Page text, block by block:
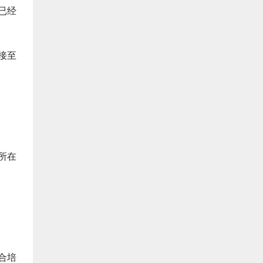
经
至
在
培